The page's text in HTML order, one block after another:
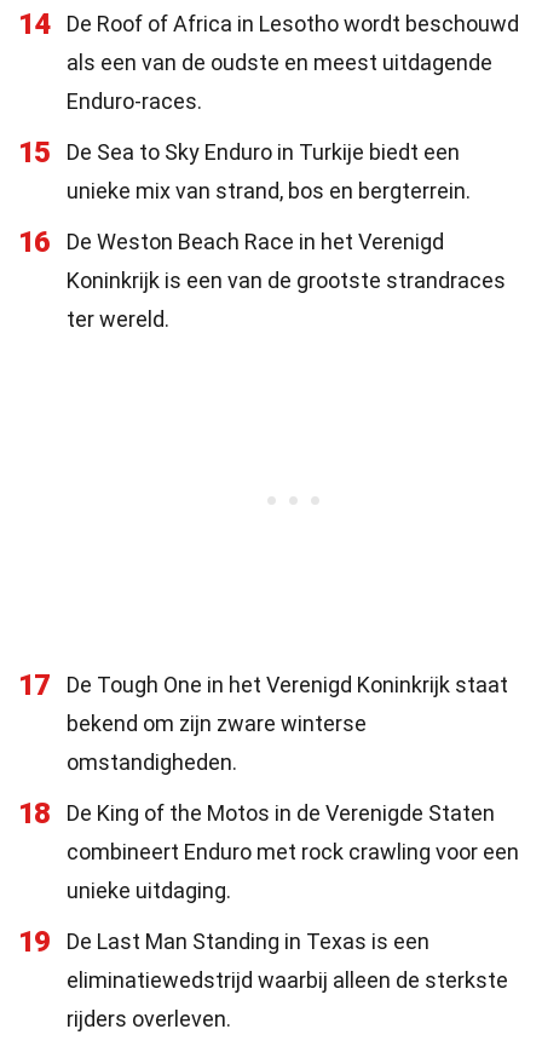
14
De Roof of Africa in Lesotho wordt beschouwd
als een van de oudste en meest uitdagende
Enduro-races.
15
De Sea to Sky Enduro in Turkije biedt een
unieke mix van strand, bos en bergterrein.
16
De Weston Beach Race in het Verenigd
Koninkrijk is een van de grootste strandraces
ter wereld.
17
De Tough One in het Verenigd Koninkrijk staat
bekend om zijn zware winterse
omstandigheden.
18
De King of the Motos in de Verenigde Staten
combineert Enduro met rock crawling voor een
unieke uitdaging.
19
De Last Man Standing in Texas is een
eliminatiewedstrijd waarbij alleen de sterkste
rijders overleven.